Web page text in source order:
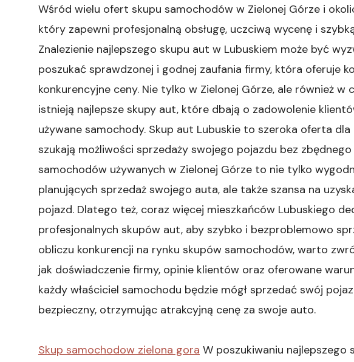
Wśród wielu ofert skupu samochodów w Zielonej Górze i
który zapewni profesjonalną obsługę, uczciwą wycenę i
Znalezienie najlepszego skupu aut w Lubuskiem może być
poszukać sprawdzonej i godnej zaufania firmy, która oferuje
konkurencyjne ceny. Nie tylko w Zielonej Górze, ale również w
istnieją najlepsze skupy aut, które dbają o zadowolenie
używane samochody. Skup aut Lubuskie to szeroka oferta
szukają możliwości sprzedaży swojego pojazdu bez
samochodów używanych w Zielonej Górze to nie tylko
planujących sprzedaż swojego auta, ale także szansa na
pojazd. Dlatego też, coraz więcej mieszkańców Lubuskiego
profesjonalnych skupów aut, aby szybko i bezproblemowo
obliczu konkurencji na rynku skupów samochodów, warto
jak doświadczenie firmy, opinie klientów oraz oferowane
każdy właściciel samochodu będzie mógł sprzedać swój
bezpieczny, otrzymując atrakcyjną cenę za swoje auto.
Skup samochodow zielona gora W poszukiwaniu najlepszego